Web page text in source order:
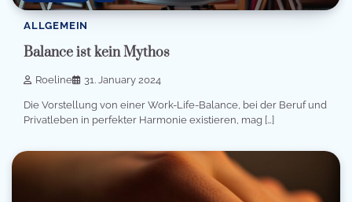
ALLGEMEIN
Balance ist kein Mythos
Roeline 31. January 2024
Die Vorstellung von einer Work-Life-Balance, bei der Beruf und
Privatleben in perfekter Harmonie existieren, mag […]